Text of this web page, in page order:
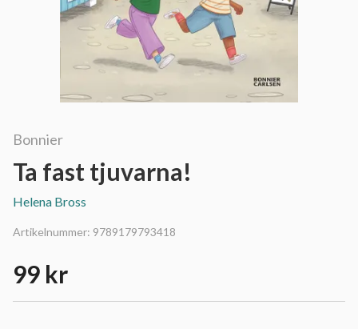
Bonnier
Ta fast tjuvarna!
Helena Bross
Artikelnummer: 9789179793418
99 kr